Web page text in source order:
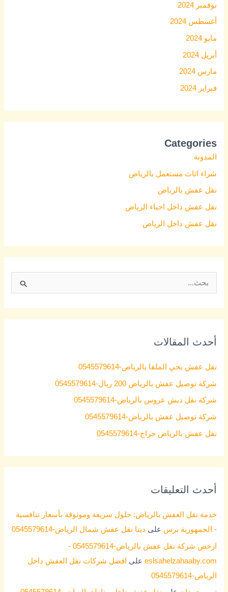
نوفمبر 2024
أغسطس 2024
مايو 2024
أبريل 2024
مارس 2024
فبراير 2024
Categories
المدونة
شراء اثاث مستعمل بالرياض
نقل عفش بالرياض
نقل عفش داخل احياء الرياض
نقل عفش داخل الرياض
c
o
r
:
أحدث المقالات
نقل عفش بحي الملقا بالرياض-0545579614
شركة توصيل عفش بالرياض 200 ريال-0545579614
شركة نقل دبش عروس بالرياض-0545579614
شركة توصيل عفش بالرياض-0545579614
نقل عفش بالرياض حراج-0545579614
أحدث التعليقات
خدمة نقل العفش بالرياض: حلول سريعة وموثوقة بأسعار تنافسية
- الجمهورية برس على دينا نقل عفش شمال الرياض-0545579614
ارخص شركة نقل عفش بالرياض-0545579614 -
eslsahelzahaaby.com على افضل شركات نقل العفش داخل
الرياض-0545579614